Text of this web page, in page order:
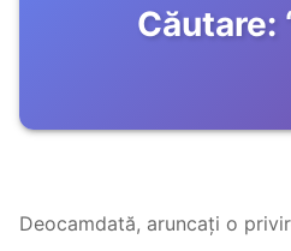
Căutare:
Deocamdată, aruncați o